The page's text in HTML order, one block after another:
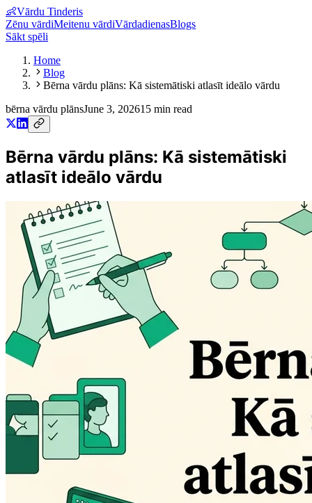
👶Vārdu Tinderis
Zēnu vārdiMeitenu vārdiVārdadienasBlogs
Sākt spēli
Home
Blog
Bērna vārdu plāns: Kā sistemātiski atlasīt ideālo vārdu
bērna vārdu plānsJune 3, 202615 min read
Bērna vārdu plāns: Kā sistemātiski
atlasīt ideālo vārdu